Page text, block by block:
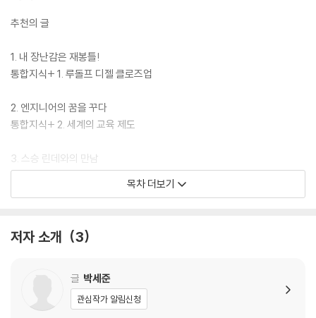
나고 활동했던 나라의 역사와 문화에 대한 내용도 볼 수 있어 다양한 영역
속 인물의 직업에 대해 더 자세히 알아보고 나의 관심과 흥미에 대해서도
생각해 볼 수 있는 진로 탐색 워크북을 구성하였습니다. 워크북의 활동을
를 탐색하고 설계해 볼 수 있습니다.
추천의 글
1. 내 장난감은 재봉틀!
통합지식+ 1. 루돌프 디젤 클로즈업
2. 엔지니어의 꿈을 꾸다
통합지식+ 2. 세계의 교육 제도
3. 스승 린데와의 만남
통합지식+ 3. 세계의 공과 대학
통합지식+ 5. 연료 이야기
6. 불굴의 엔지니어
목차 더보기
저자 소개 3
글 박세준
관심작가 알림신청